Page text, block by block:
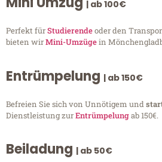
| ab 100€
Perfekt fürStudierendeoder den
bieten wirMini-Umzügein
Entrümpelung | ab 150€
Befreien Sie sich von Unnötigem und
Dienstleistung zurEntrümpelungab 150€.
Beiladung | ab 50€